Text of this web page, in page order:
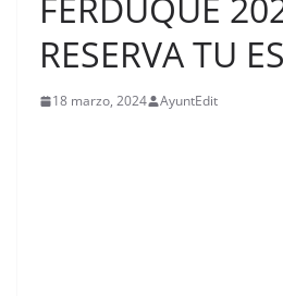
FERDUQUE
RESERVA TU
18 marzo, 2024 AyuntEdit